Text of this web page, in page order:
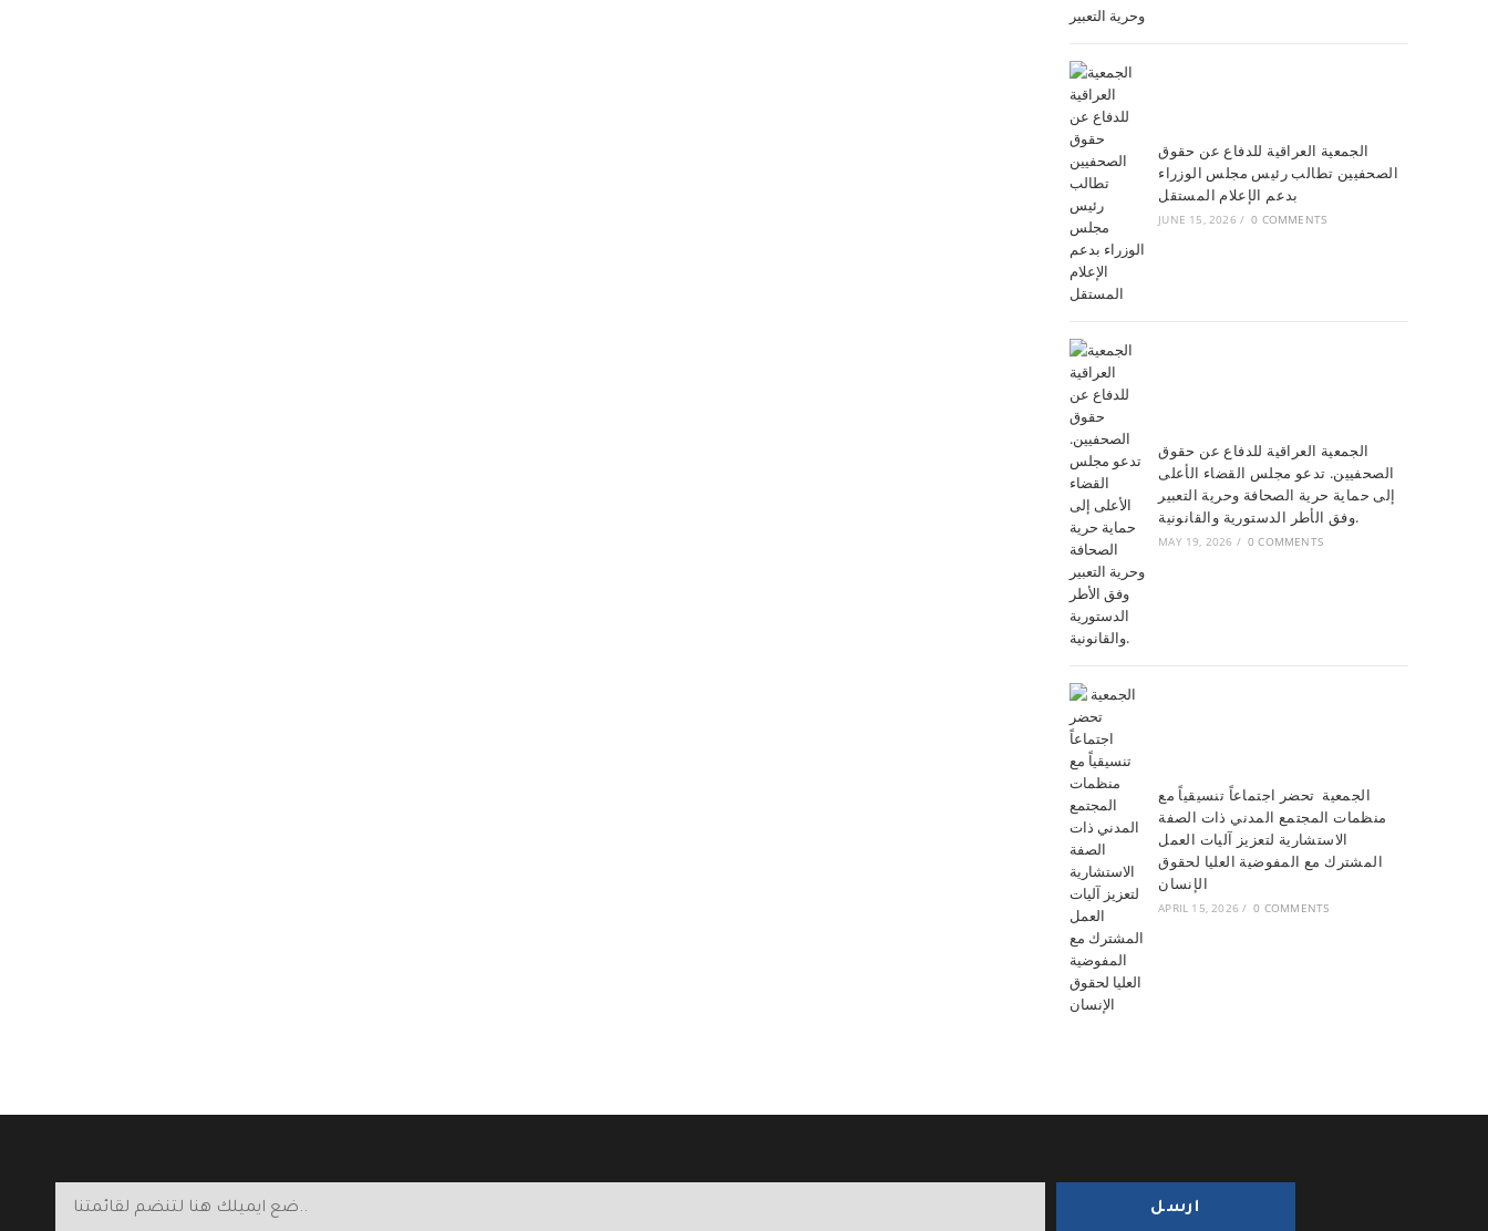
الجمعية العراقية للدفاع عن حقوق
الصحفيين تطالب رئيس مجلس الوزراء
بدعم الإعلام المستقل
JUNE 15, 2026 / 0 COMMENTS
الجمعية العراقية للدفاع عن حقوق
الصحفيين. تدعو مجلس القضاء الأعلى
إلى حماية حرية الصحافة وحرية التعبير
وفق الأطر الدستورية والقانونية.
MAY 19, 2026 / 0 COMMENTS
الجمعية تحضر اجتماعاً تنسيقياً مع
منظمات المجتمع المدني ذات الصفة
الاستشارية لتعزيز آليات العمل
المشترك مع المفوضية العليا لحقوق
APRIL 15, 2026 / 0 COMMENTS
ارسل